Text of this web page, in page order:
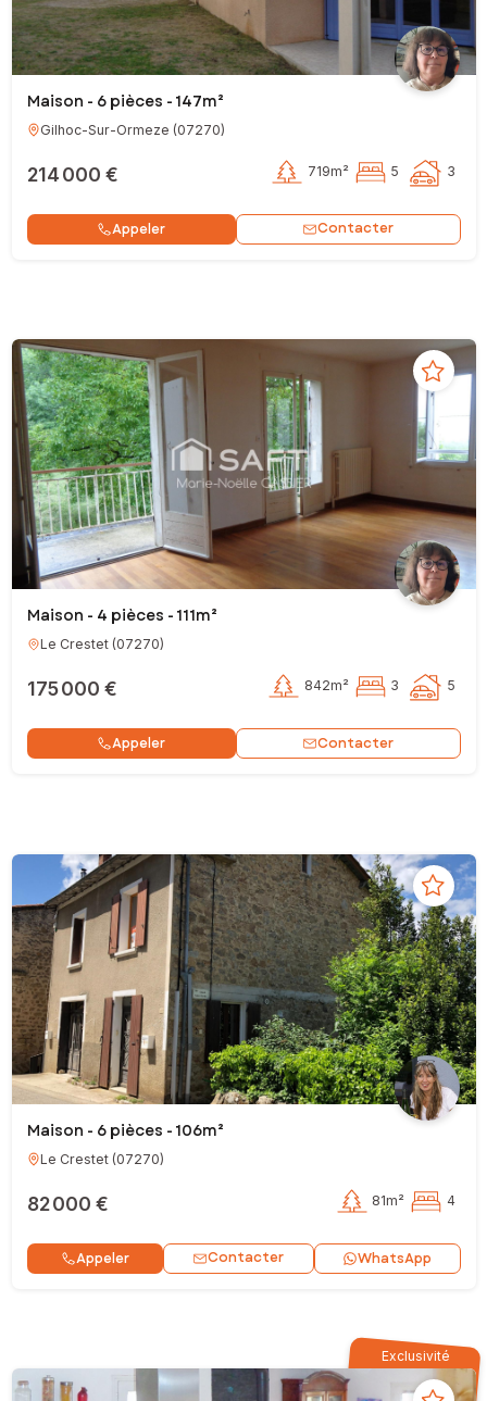
Maison - 6 pièces - 147m²
Gilhoc-Sur-Ormeze (07270)
214 000 € 719m² 5 3
Appeler Contacter
Maison - 4 pièces - 111m²
Le Crestet(07270)
175 000 € 842m² 3 5
Appeler Contacter
Maison - 6 pièces - 106m²
Le Crestet(07270)
82 000 € 81m² 4
Appeler Contacter WhatsApp
Exclusivité